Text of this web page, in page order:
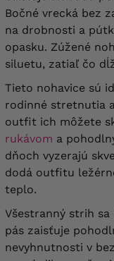
Bočné vrecká bez
na drobnosti a
opasku. Zúžené
siluetu, zatiaľ čo
Tieto nohavice sú
rodinné stretnutia
outfit ich môžete
rukávom a
dňoch vyzerajú
dodá outfitu
teplo.
Všestranný strih
pás zaisťuje
nevyhnutnosti v